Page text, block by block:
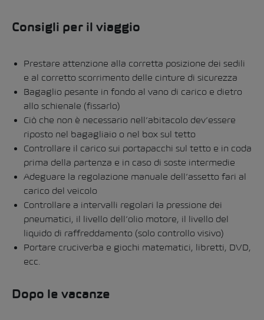
Consigli per il viaggio
Prestare attenzione alla corretta posizione dei sedili
e al corretto scorrimento delle cinture di sicurezza
Bagaglio pesante in fondo al vano di carico e dietro
allo schienale (fissarlo)
Ciò che non è necessario nell’abitacolo dev’essere
riposto nel bagagliaio o nel box sul tetto
Controllare il carico sui portapacchi sul tetto e in coda
prima della partenza e in caso di soste intermedie
Adeguare la regolazione manuale dell’assetto fari al
carico del veicolo
Controllare a intervalli regolari la pressione dei
pneumatici, il livello dell’olio motore, il livello del
liquido di raffreddamento (solo controllo visivo)
Portare cruciverba e giochi matematici, libretti, DVD,
ecc.
Dopo le vacanze